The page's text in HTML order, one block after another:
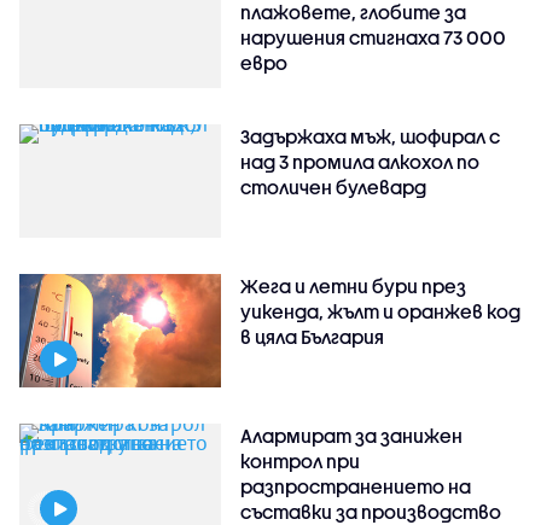
плажовете, глобите за
нарушения стигнаха 73 000
евро
Задържаха мъж, шофирал с
над 3 промила алкохол по
столичен булевард
Жега и летни бури през
уикенда, жълт и оранжев код
в цяла България
Алармират за занижен
контрол при
разпространението на
съставки за производство